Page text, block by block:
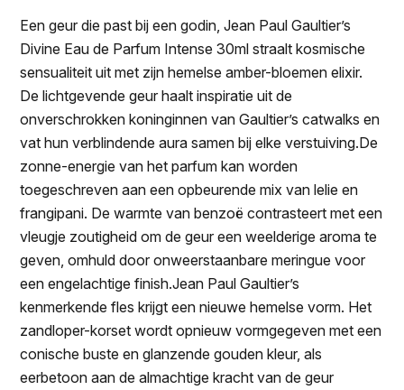
Een geur die past bij een godin, Jean Paul Gaultier’s
Divine Eau de Parfum Intense 30ml straalt kosmische
sensualiteit uit met zijn hemelse amber-bloemen elixir.
De lichtgevende geur haalt inspiratie uit de
onverschrokken koninginnen van Gaultier’s catwalks en
vat hun verblindende aura samen bij elke verstuiving.De
zonne-energie van het parfum kan worden
toegeschreven aan een opbeurende mix van lelie en
frangipani. De warmte van benzoë contrasteert met een
vleugje zoutigheid om de geur een weelderige aroma te
geven, omhuld door onweerstaanbare meringue voor
een engelachtige finish.Jean Paul Gaultier’s
kenmerkende fles krijgt een nieuwe hemelse vorm. Het
zandloper-korset wordt opnieuw vormgegeven met een
conische buste en glanzende gouden kleur, als
eerbetoon aan de almachtige kracht van de geur